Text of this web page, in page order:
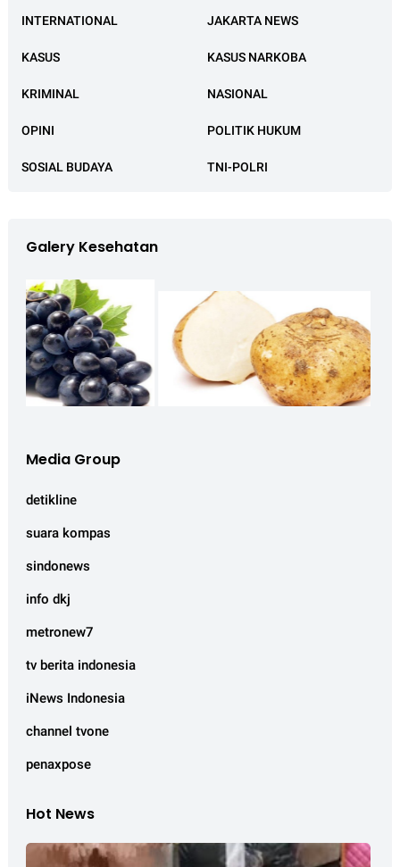
INTERNATIONAL JAKARTA NEWS
KASUS KASUS NARKOBA
KRIMINAL NASIONAL
OPINI POLITIK HUKUM
SOSIAL BUDAYA TNI-POLRI
Galery Kesehatan
Media Group
detikline
suara kompas
sindonews
info dkj
metronew7
tv berita indonesia
iNews Indonesia
channel tvone
penaxpose
Hot News